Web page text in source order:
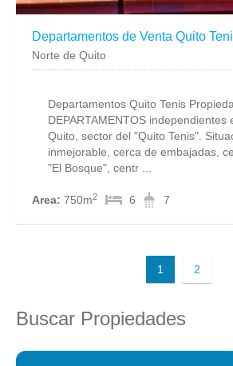
Departamentos de Venta Quito
Norte de Quito
Departamentos Quito Tenis
DEPARTAMENTOS independientes
Quito, sector del "Quito Tenis".
inmejorable, cerca de embajadas,
"El Bosque", centr ...
Area: 750m2 6 7
1 2
Buscar Propiedades